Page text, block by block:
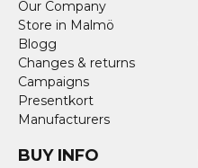
Our Company
Store in Malmö
Blogg
Changes & returns
Campaigns
Presentkort
Manufacturers
BUY INFO